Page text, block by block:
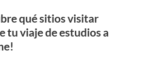
qué sitios visitar
tu viaje de estudios a